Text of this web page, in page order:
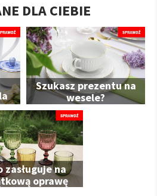
DLA CIEBIE
Szukasz prezentu na
wesele?
zasługuje na
oprawę